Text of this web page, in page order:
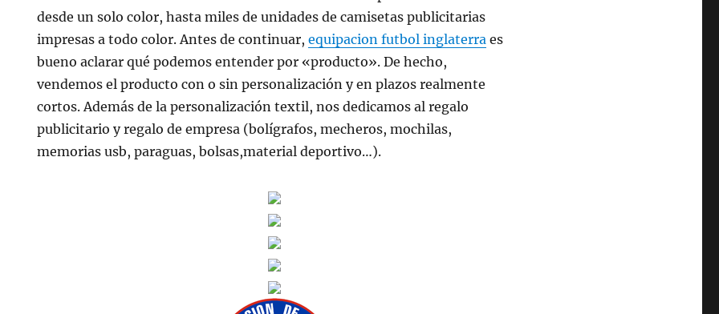
desde un solo color, hasta miles de unidades de camisetas publicitarias
impresas a todo color. Antes de continuar,equipacion futbol inglaterra es
bueno aclarar qué podemos entender por «producto». De hecho,
vendemos el producto con o sin personalización y en plazos realmente
cortos. Además de la personalización textil, nos dedicamos al regalo
publicitario y regalo de empresa (bolígrafos, mecheros, mochilas,
memorias usb, paraguas, bolsas,material deportivo…).